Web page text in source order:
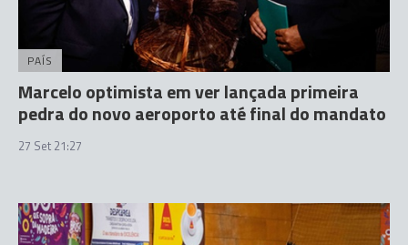
PAÍS
Marcelo optimista em ver lançada primeira
pedra do novo aeroporto até final do mandato
27 Set 21:27